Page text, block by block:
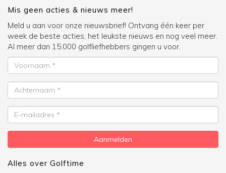
Mis geen acties & nieuws meer!
Meld u aan voor onze nieuwsbrief! Ontvang één keer per
week de beste acties, het leukste nieuws en nog veel meer.
Al meer dan 15.000 golfliefhebbers gingen u voor.
Voornaam
Achternaam
E-
mailadres
Aanmelden
Alles over Golftime